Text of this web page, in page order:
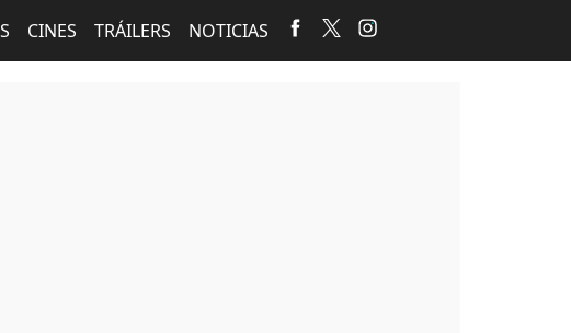
CINES TRÁILERS NOTICIAS